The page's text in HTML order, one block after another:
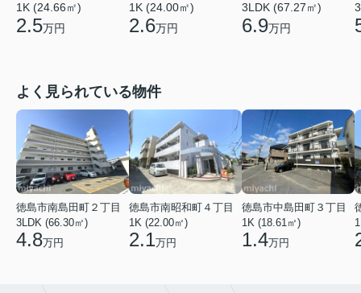
1K (24.66㎡)
2.5万円
1K (24.00㎡)
2.6万円
3LDK (67.27㎡)
6.9万円
よく見られている物件
徳島市南島田町２丁目
3LDK (66.30㎡)
4.8万円
徳島市南昭和町４丁目
1K (22.00㎡)
2.1万円
徳島市中島田町３丁目
1K (18.61㎡)
1.4万円